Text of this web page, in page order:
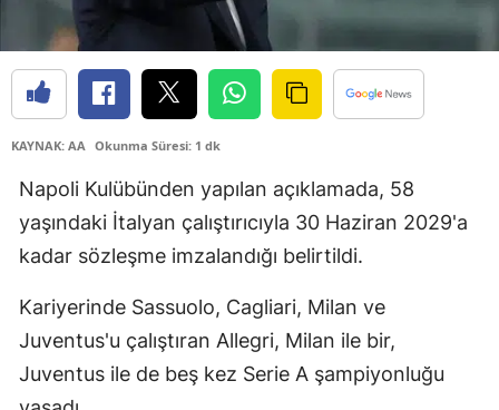
Çorum
Denizli
Diyarbakır
Elazığ
Erzincan
Erzurum
Eskişehir
KAYNAK: AA Okunma Süresi: 1 dk
Napoli Kulübünden yapılan açıklamada, 58
yaşındaki İtalyan çalıştırıcıyla 30 Haziran 2029'a
kadar sözleşme imzalandığı belirtildi.
Kariyerinde Sassuolo, Cagliari, Milan ve
Juventus'u çalıştıran Allegri, Milan ile bir,
Juventus ile de beş kez Serie A şampiyonluğu